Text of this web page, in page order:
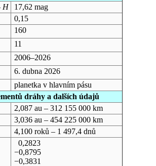
H
17,62 mag
0,15
160
11
2006–2026
6. dubna 2026
planetka v hlavním pásu
dráhy a dalších údajů
2,087 au – 312 155 000 km
3,036 au – 454 225 000 km
4,100 roků – 1 497,4 dnů
0,2823
−0,8795
−0,3831